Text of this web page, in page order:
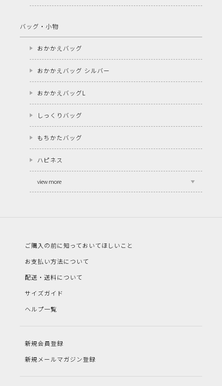
バッグ・小物
おかかえバッグ
おかかえバッグ シルバー
おかかえバッグL
しっくりバッグ
もちかたバッグ
ハピネス
view more
ご購入の前に知っておいてほしいこと
お支払い方法について
配送・送料について
サイズガイド
ヘルプ一覧
新規会員登録
新規メールマガジン登録